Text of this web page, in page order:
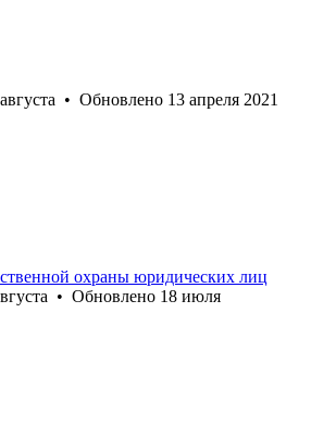
• Обновлено 13 апреля 2021
охраны юридических лиц
• Обновлено 18 июля